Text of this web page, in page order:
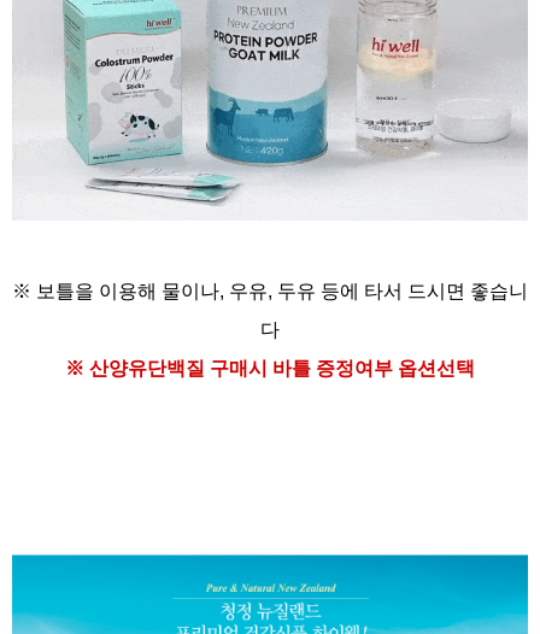
※ 보틀을 이용해 물이나, 우유, 두유 등에 타서 드시면 좋습니
다
※ 산양유단백질 구매시 바틀 증정여부 옵션선택